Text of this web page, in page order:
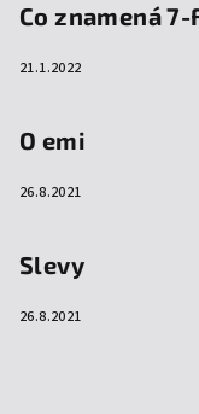
Co znamená 7-
21.1.2022
O emi
26.8.2021
Slevy
26.8.2021